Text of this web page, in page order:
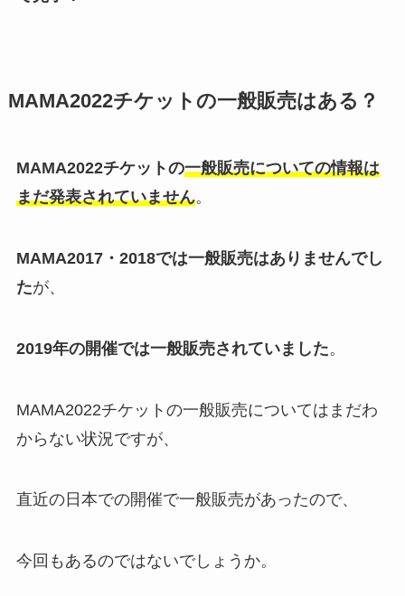
MAMA2022チケットの一般販売はある？
MAMA2022チケットの一般販売についての情報は
まだ発表されていません。
MAMA2017・2018では一般販売はありませんでし
たが、
2019年の開催では一般販売されていました。
MAMA2022チケットの一般販売についてはまだわ
からない状況ですが、
直近の日本での開催で一般販売があったので、
今回もあるのではないでしょうか。